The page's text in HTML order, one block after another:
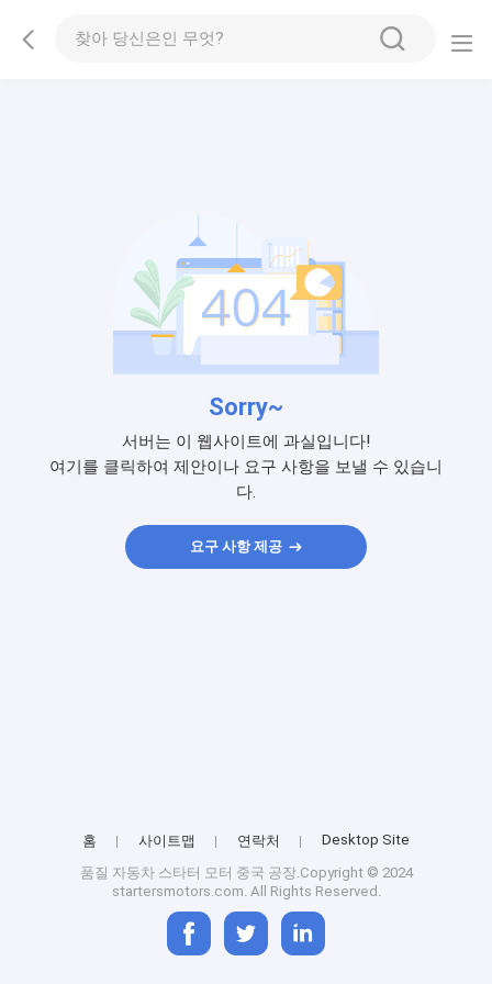
Sorry~
서버는 이 웹사이트에 과실입니다!
여기를 클릭하여 제안이나 요구 사항을 보낼 수 있습니
다.
요구 사항 제공
홈 사이트맵 연락처 Desktop Site
품질 자동차 스타터 모터 중국 공장.Copyright © 2024
startersmotors.com. All Rights Reserved.